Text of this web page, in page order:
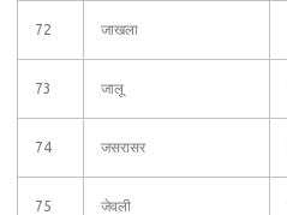
72 जाखला
73 जालू
74 जसरासर
75 जेवली